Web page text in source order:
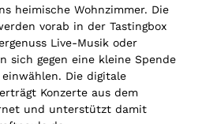
heimische Wohnzimmer. Die
vorab in der Tastingbox
Live-Musik oder
sich gegen eine kleine Spende
einwählen. Die digitale
Konzerte aus dem
und unterstützt damit